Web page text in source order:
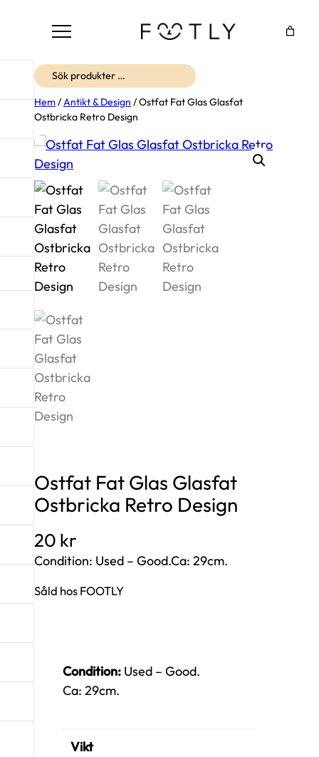
Sök
Hem / Antikt & Design / Ostfat Fat Glas Glasfat
Ostbricka Retro Design
Ostfat Fat Glas Glasfat
Ostbricka Retro Design
20 kr
Condition: Used – Good.Ca: 29cm.
Såld hos FOOTLY
Condition: Used – Good.
Ca: 29cm.
Vikt